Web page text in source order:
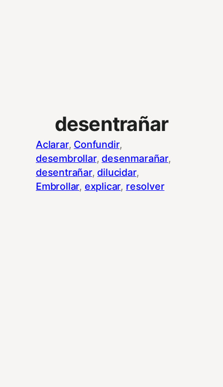
desentrañar
Aclarar, Confundir
desembrollar, desenmarañar
desentrañar, dilucidar
Embrollar, explicar, resolver